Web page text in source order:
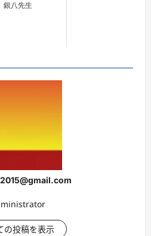
銀八先生
の投稿を表示